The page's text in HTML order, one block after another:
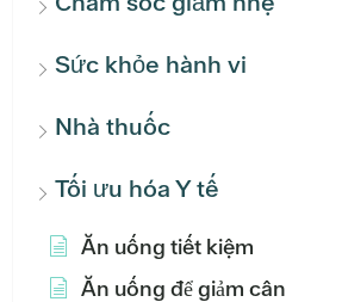
Sức khỏe hành vi
Nhà thuốc
Tối ưu hóa Y tế
Ăn uống tiết kiệm
Ăn uống để giảm cân